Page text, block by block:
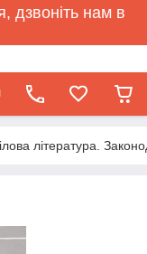
дзвоніть нам в
література.